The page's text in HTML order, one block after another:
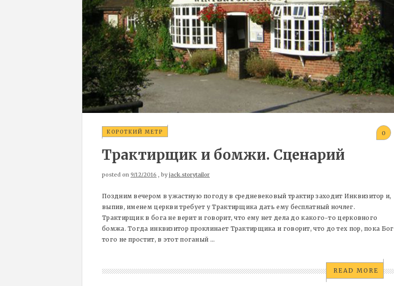
КОРОТКИЙ МЕТР 0
Трактирщик и бомжи. Сценарий
posted on 9/12/2016 , byjack.storytailor
Поздним вечером в ужастную погоду в средневековый трактир заходит Инквизитор и,
выпив, именем церкви требует у Трактирщика дать ему бесплатный ночлег.
Трактирщик в бога не верит и говорит, что ему нет дела до какого-то церковного
бомжа. Тогда инквизитор проклинает Трактирщика и говорит, что до тех пор, пока Бог
того не простит, в этот поганый ...
READ MORE